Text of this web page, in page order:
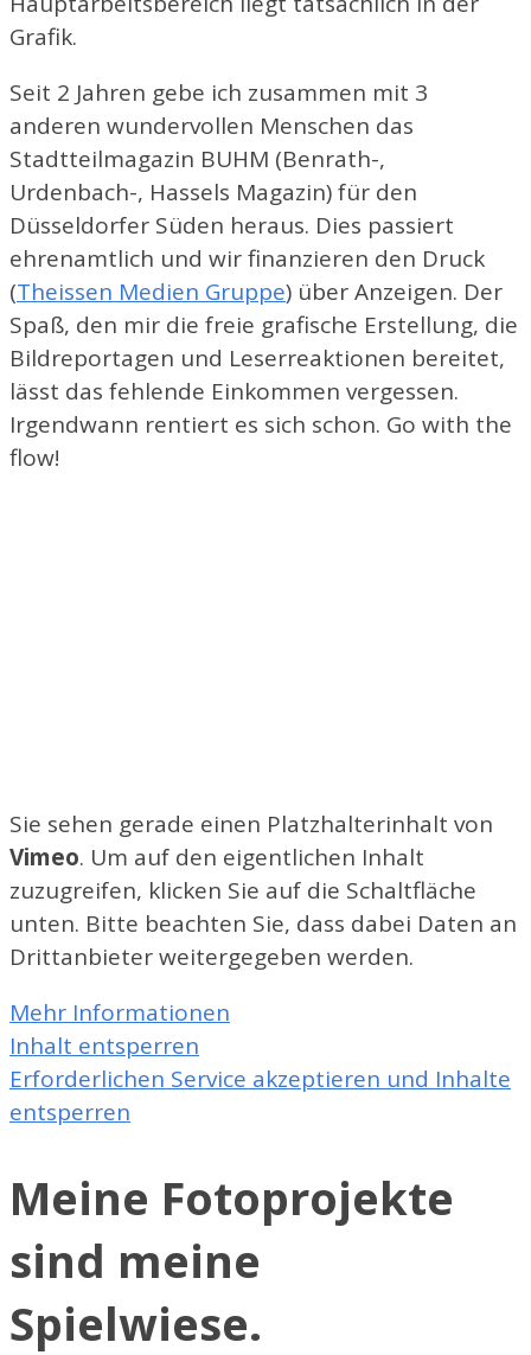
Grafik.
Seit 2 Jahren gebe ich zusammen mit 3
anderen wundervollen Menschen das
Stadtteilmagazin BUHM (Benrath-,
Urdenbach-, Hassels Magazin) für den
Düsseldorfer Süden heraus. Dies passiert
ehrenamtlich und wir finanzieren den Druck
(Theissen Medien Gruppe) über Anzeigen. Der
Spaß, den mir die freie grafische Erstellung, die
Bildreportagen und Leserreaktionen bereitet,
lässt das fehlende Einkommen vergessen.
Irgendwann rentiert es sich schon. Go with the
flow!
Sie sehen gerade einen Platzhalterinhalt von
Vimeo. Um auf den eigentlichen Inhalt
zuzugreifen, klicken Sie auf die Schaltfläche
unten. Bitte beachten Sie, dass dabei Daten an
Drittanbieter weitergegeben werden.
Mehr Informationen
Inhalt entsperren
Erforderlichen Service akzeptieren und Inhalte
entsperren
Meine Fotoprojekte
sind meine
Spielwiese.